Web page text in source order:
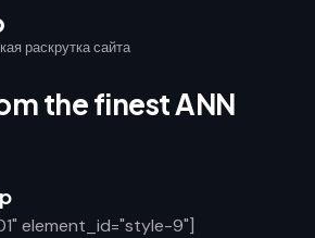
раскрутка сайта
the finest ANN
element_id="style-9"]